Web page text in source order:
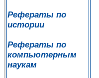
Рефераты по
истории
Рефераты по
компьютерным
наукам